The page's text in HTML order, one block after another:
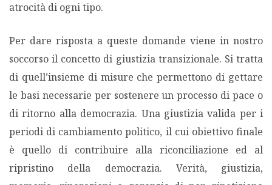
atrocità di ogni tipo.
Per dare risposta a queste domande viene in nostro
soccorso il concetto di giustizia transizionale. Si tratta
di quell’insieme di misure che permettono di gettare
le basi necessarie per sostenere un processo di pace o
di ritorno alla democrazia. Una giustizia valida per i
periodi di cambiamento politico, il cui obiettivo finale
è quello di contribuire alla riconciliazione ed al
ripristino della democrazia. Verità, giustizia,